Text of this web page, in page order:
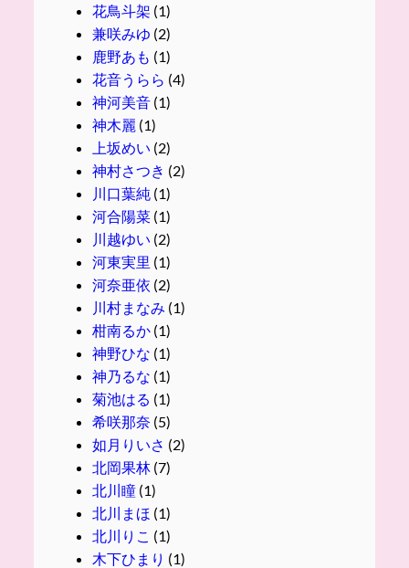
花鳥斗架 (1)
兼咲みゆ (2)
鹿野あも (1)
花音うらら (4)
神河美音(1)
神木麗 (1)
上坂めい (2)
神村さつき (2)
川口葉純 (1)
河合陽菜(1)
川越ゆい (2)
河東実里 (1)
河奈亜依 (2)
川村まなみ (1)
柑南るか(1)
神野ひな (1)
神乃るな (1)
菊池はる (1)
希咲那奈 (5)
如月りいさ (2)
北岡果林 (7)
北川瞳(1)
北川まほ (1)
北川りこ (1)
木下ひまり (1)